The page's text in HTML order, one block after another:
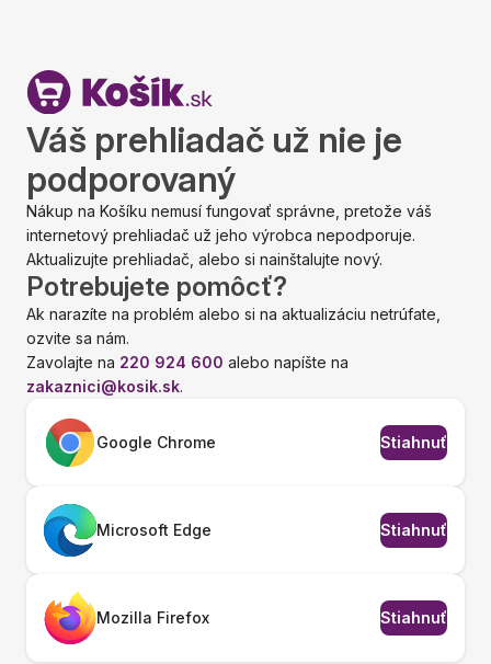
Váš prehliadač už nie je
podporovaný
Nákup na Košíku nemusí fungovať správne, pretože váš
internetový prehliadač už jeho výrobca nepodporuje.
Aktualizujte prehliadač, alebo si nainštalujte nový.
Potrebujete pomôcť?
Ak narazíte na problém alebo si na aktualizáciu netrúfate,
ozvite sa nám.
Zavolajte na 220 924 600 alebo napíšte na
zakaznici@kosik.sk.
Google Chrome Stiahnuť
Microsoft Edge Stiahnuť
Mozilla Firefox Stiahnuť